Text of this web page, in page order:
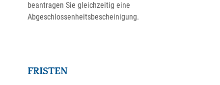
beantragen Sie gleichzeitig eine
Abgeschlossenheitsbescheinigung.
FRISTEN